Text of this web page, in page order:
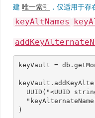
建 唯一索引 ，仅适用于存
keyAltNames
keyVault =
UUID("<UUID